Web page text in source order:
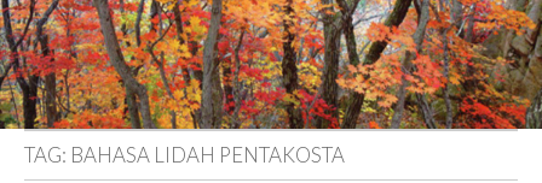
TAG: BAHASA LIDAH PENTAKOSTA